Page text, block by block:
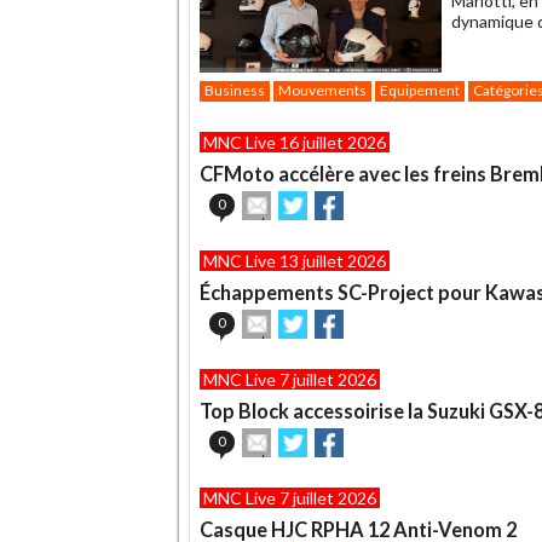
dynamique
Business Mouvements Equipement Catégories
MNC Live 16 juillet 2026
CFMoto accélère avec les freins
0
Envoyer
cet
à
ami
Partager
sur sur
MNC Live 13 juillet 2026
Échappements SC-Project pour
0
Envoyer
cet
à
un
ami
Partager
sur sur
MNC Live 7 juillet 2026
Top Block accessoirise la Suzuki GSX-
0
Envoyer
cet
à
Partager
sur sur
MNC Live 7 juillet 2026
Casque HJC RPHA 12 Anti-Venom 2